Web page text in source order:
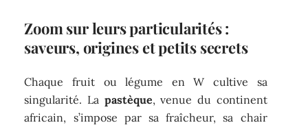
Zoom sur leurs particularités :
saveurs, origines et petits secrets
Chaque fruit ou légume en W cultive sa
singularité. La pastèque, venue du continent
africain, s’impose par sa fraîcheur, sa chair